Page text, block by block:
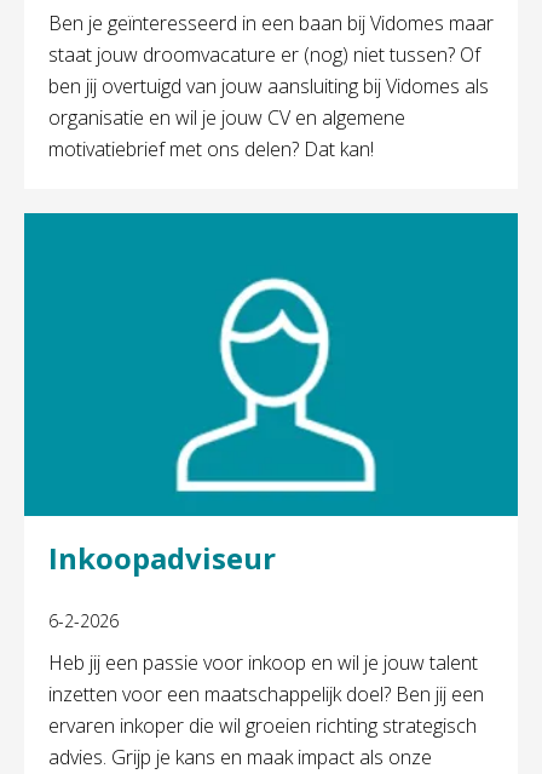
Ben je geïnteresseerd in een baan bij Vidomes maar
staat jouw droomvacature er (nog) niet tussen? Of
ben jij overtuigd van jouw aansluiting bij Vidomes als
organisatie en wil je jouw CV en algemene
motivatiebrief met ons delen? Dat kan!
Inkoopadviseur
6-2-2026
Heb jij een passie voor inkoop en wil je jouw talent
inzetten voor een maatschappelijk doel? Ben jij een
ervaren inkoper die wil groeien richting strategisch
advies. Grijp je kans en maak impact als onze